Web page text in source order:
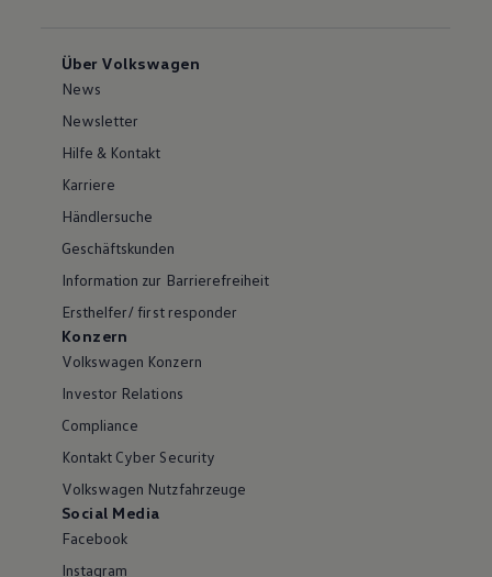
Über Volkswagen
News
Newsletter
Hilfe & Kontakt
Karriere
Händlersuche
Geschäftskunden
Information zur Barrierefreiheit
Ersthelfer/ first responder
Konzern
Volkswagen Konzern
Investor Relations
Compliance
Kontakt Cyber Security
Volkswagen Nutzfahrzeuge
Social Media
Facebook
Instagram